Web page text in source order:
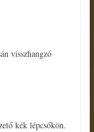
visszhangzó
kék lépcsőkön.